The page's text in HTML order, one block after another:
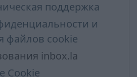
поддержка
и
файлов cookie
inbox.la
Cookie